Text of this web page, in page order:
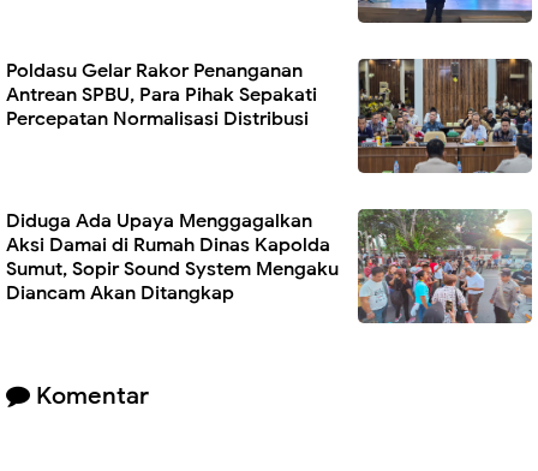
Poldasu Gelar Rakor Penanganan
Antrean SPBU, Para Pihak Sepakati
Percepatan Normalisasi Distribusi
Diduga Ada Upaya Menggagalkan
Aksi Damai di Rumah Dinas Kapolda
Sumut, Sopir Sound System Mengaku
Diancam Akan Ditangkap
Komentar